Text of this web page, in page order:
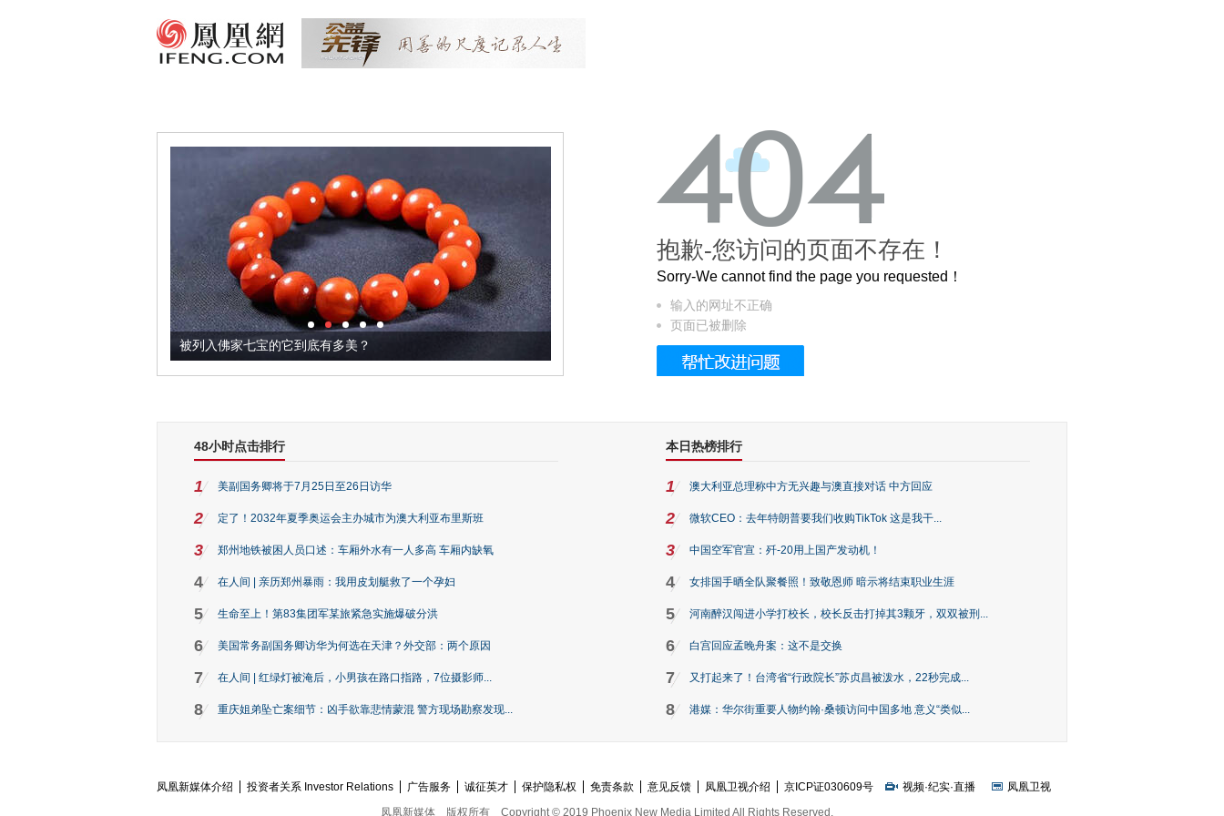
被列入佛家七宝的它到底有多美？ 这个3.2米的长卷，还原了600岁的紫禁城
抱歉-您访问的页面不存在！
Sorry-We cannot find the page you requested！
输入的网址不正确
页面已被删除
48小时点击排行
1 美副国务卿将于7月25日至26日访华
2 定了！2032年夏季奥运会主办城市为澳大利亚布里斯班
3 郑州地铁被困人员口述：车厢外水有一人多高 车厢内缺氧
4 在人间 | 亲历郑州暴雨：我用皮划艇救了一个孕妇
5 生命至上！第83集团军某旅紧急实施爆破分洪
6 美国常务副国务卿访华为何选在天津？外交部：两个原因
7 在人间 | 红绿灯被淹后，小男孩在路口指路，7位摄影师...
8 重庆姐弟坠亡案细节：凶手欲靠悲情蒙混 警方现场勘察发现...
本日热榜排行
1 澳大利亚总理称中方无兴趣与澳直接对话 中方回应
2 微软CEO：去年特朗普要我们收购TikTok 这是我干...
3 中国空军官宣：歼-20用上国产发动机！
4 女排国手晒全队聚餐照！致敬恩师 暗示将结束职业生涯
5 河南醉汉闯进小学打校长，校长反击打掉其3颗牙，双双被刑...
6 白宫回应孟晚舟案：这不是交换
7 又打起来了！台湾省“行政院长”苏贞昌被泼水，22秒完成...
8 港媒：华尔街重要人物约翰·桑顿访问中国多地 意义“类似...
凤凰新媒体介绍 投资者关系 Investor Relations 广告服务 诚征英才 保护隐私权 免责条款 意见反馈 凤凰卫视介绍 京ICP证030609号 视频·纪实·直播
凤凰卫视
凤凰新媒体
版权所有 Copyright © 2019 Phoenix New Media Limited All Rights Reserved.